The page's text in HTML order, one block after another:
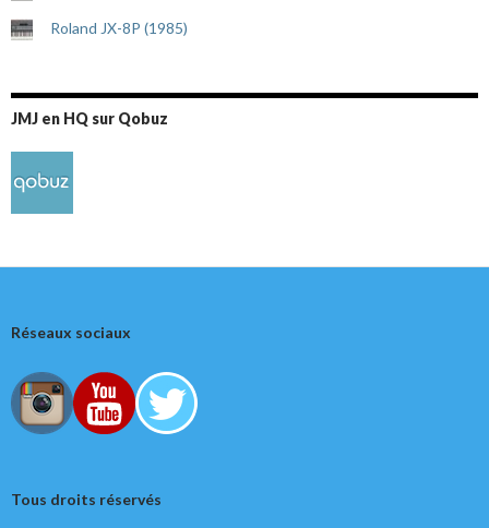
Roland JX-8P (1985)
JMJ en HQ sur Qobuz
Réseaux sociaux
Tous droits réservés